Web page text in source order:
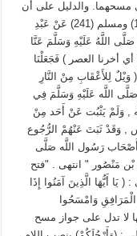
مسحهما. والدليل على أن
الواجب هو غسل الرجلين ، ما رواه البخاري (163) ومسلم (241) عَنْ عَبْدِ
اللَّهُ عَلَيْهِ وَسَلَّمَ عَنَّا
أخرنا العصر ) فَجَعَلْنَا
لِلأَعْقَابِ مِنْ النَّارِ
صَلَّى اللَّه عَلَيْهِ وَسَلَّمَ فِي
, وَلَمْ يَثْبُت عَنْ أَحَد مِنْ
, وَقَدْ ثَبَتَ عَنْهُمْ الرُّجُوع
رَسُول اللَّه صَلَّى
مَنْصُور " انتهى . "فتح
: ( يَا أَيُّهَا الَّذِينَ آمَنُوا إِذَا
وَامْسَحُوا
إِلَى الْكَعْبَيْنِ ) المائدة/6 ، فإنها لا تدل على جواز مسح